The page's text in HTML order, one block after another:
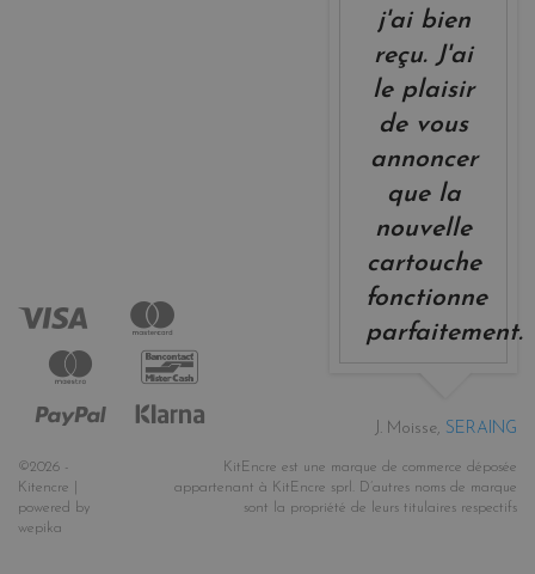
j'ai bien
reçu. J'ai
le plaisir
de vous
annoncer
que la
nouvelle
cartouche
fonctionne
parfaitement.
J. Moisse, SERAING
©2026 -
Kitencre |
powered by
wepika
KitEncre est une marque de commerce déposée
appartenant à KitEncre sprl. D’autres noms de marque
sont la propriété de leurs titulaires respectifs